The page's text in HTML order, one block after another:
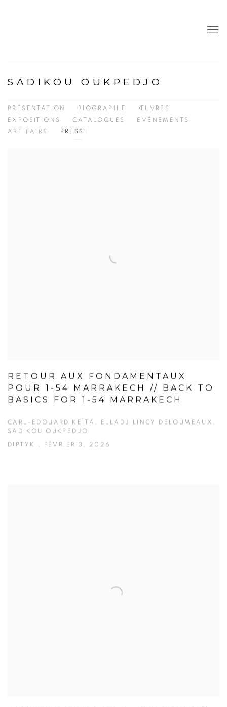
SADIKOU OUKPEDJO
PRÉSENTATION BIOGRAPHIE
ŒUVRES
EXPOSITIONS
CATALOGUES
EVÉNEMENTS
ART FAIRS
PRESSE
RETOUR AUX FONDAMENTAUX
POUR 1-54 MARRAKECH // BACK TO
BASICS FOR 1-54 MARRAKECH
CARL-EDOUARD KEÏTA, ELLADJ LINCY DELOUMEAUX,
SADIKOU OUKPEDJO
DIPTYK , FÉVRIER 3, 2026